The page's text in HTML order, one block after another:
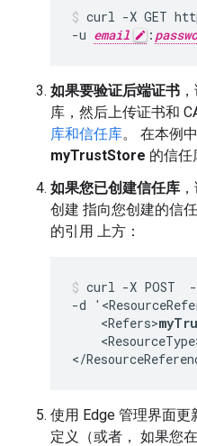
curl -X GET
-u email :
如果要验证后端证书
库，然后上传证书和
库和信任库。 在本例
myTrustStore 的信任
如果您已创建信任库
创建 指向您创建的信
的引用 上方：
curl -X POST
-d
    <Refers>
</
使用 Edge 管理界面更
定义（或者， 如果您